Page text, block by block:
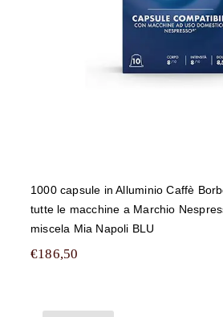
1000 capsule in Alluminio Caffè
tutte le macchine a Marchio
miscela Mia Napoli BLU
€186,50